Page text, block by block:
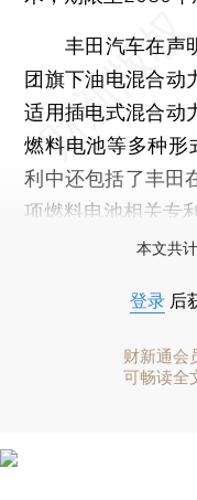
丰田汽车在声明
团旗下油电混合动
适用插电式混合动
燃料电池等多种形
利中还包括了丰田
项燃料电池相关专利
本文共
登录 后
财新通会
可畅读全